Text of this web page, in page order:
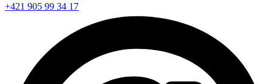
+421 905 99 34 17